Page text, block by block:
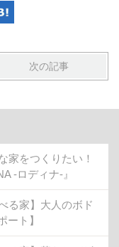
次の記事
家をつくりたい！
-ロディナ-』
る家】大人のボド
ート】